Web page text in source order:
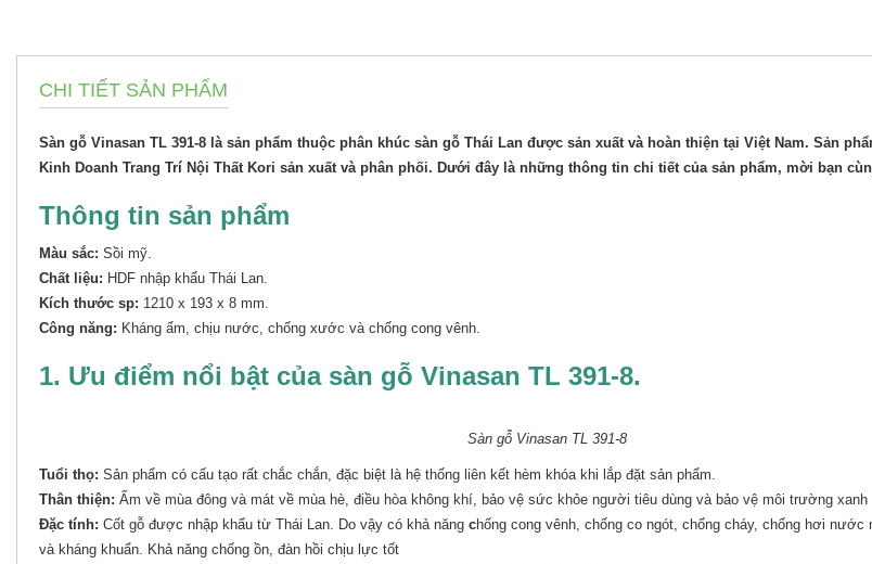
CHI TIẾT SẢN PHẨM
Sàn gỗ Vinasan TL 391-8 là sản phẩm thuộc phân khúc sàn gỗ Thái Lan được sản xuất và hoàn thiện tại Việt Nam. Sản
Kinh Doanh Trang Trí Nội Thất Kori sản xuất và phân phối. Dưới đây là những thông tin chi tiết của sản phẩm, mời bạn
Thông tin sản phẩm
Màu sắc: Sồi mỹ.
Chất liệu: HDF nhập khẩu Thái Lan.
Kích thước sp: 1210 x 193 x 8 mm.
Công năng: Kháng ẩm, chịu nước, chống xước và chống cong vênh.
1. Ưu điểm nổi bật của sàn gỗ Vinasan TL 391-8.
Sàn gỗ Vinasan TL 391-8
Tuổi thọ: Sản phẩm có cấu tạo rất chắc chắn, đặc biệt là hệ thống liên kết hèm khóa khi lắp đặt sản phẩm.
Thân thiện: Ấm về mùa đông và mát về mùa hè, điều hòa không khí, bảo vệ sức khỏe người tiêu dùng và bảo vệ môi trường xanh
Đặc tính: Cốt gỗ được nhập khẩu từ Thái Lan. Do vậy có khả năng chống cong vênh, chống co ngót, chống cháy, chống hơi nước
và kháng khuẩn. Khả năng chống ồn, đàn hồi chịu lực tốt